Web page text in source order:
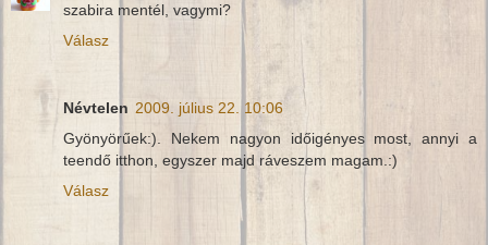
szabira mentél, vagymi?
Válasz
Névtelen 2009. július 22. 10:06
Gyönyörűek:). Nekem nagyon időigényes most, annyi a
teendő itthon, egyszer majd ráveszem magam.:)
Válasz